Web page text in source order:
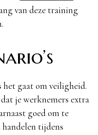
van deze training
het gaat om veiligheid.
je werknemers extra
goed om te
tijdens